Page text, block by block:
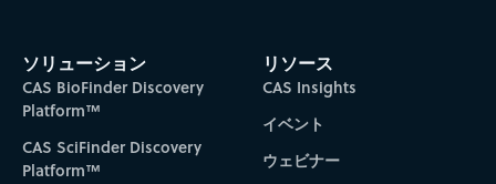
ソリューション
CAS BioFinder Discovery
Platform™
CAS SciFinder Discovery
Platform™
リソース
CAS Insights
イベント
ウェビナー